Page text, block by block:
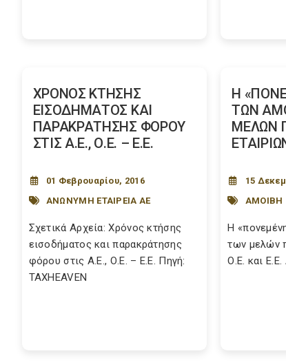
ΧΡΟΝΟΣ ΚΤΗΣΗΣ
ΕΙΣΟΔΗΜΑΤΟΣ ΚΑΙ
ΠΑΡΑΚΡΑΤΗΣΗΣ ΦΟΡΟΥ
ΣΤΙΣ Α.Ε., Ο.Ε. – Ε.Ε.
01 Φεβρουαρίου, 2016
ΑΝΩΝΥΜΗ ΕΤΑΙΡΕΙΑ ΑΕ
Σχετικά Αρχεία: Χρόνος κτήσης
εισοδήματος και παρακράτησης
φόρου στις Α.Ε., Ο.Ε. – Ε.Ε. Πηγή:
TAXHEAVEN
Η
ΤΩΝ
ΜΕΛΩΝ
15
ΑΜΟΙΒΗ
Η
των μελών
Ο.Ε. και